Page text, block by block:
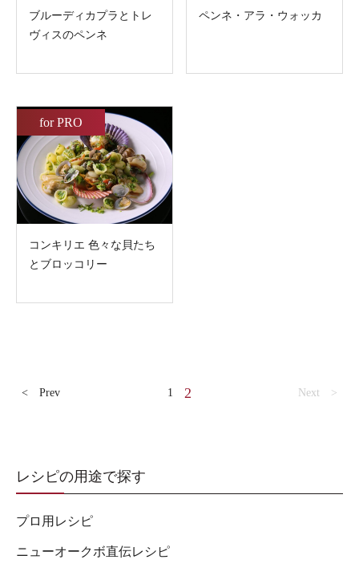
ブルーディカプラとトレ
ヴィスのペンネ
ペンネ・アラ・ウォッカ
for PRO
コンキリエ 色々な貝たち
とブロッコリー
< Prev 1 2 Next >
レシピの用途で探す
プロ用レシピ
ニューオークボ直伝レシピ